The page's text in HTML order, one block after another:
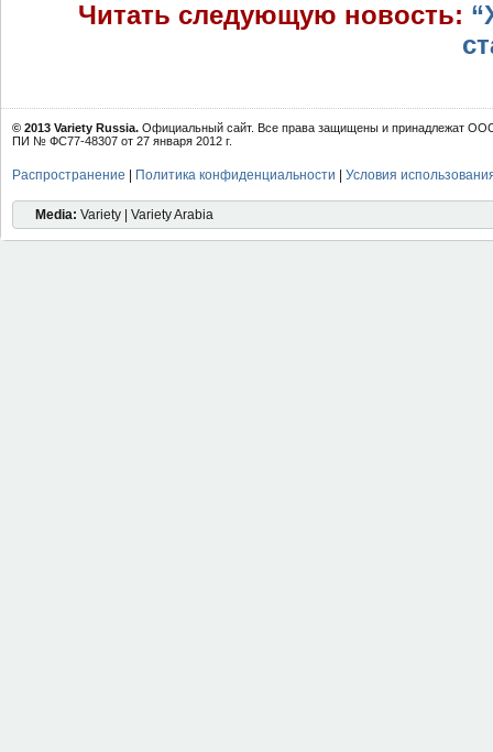
Читать следующую новость:
© 2013 Variety Russia. Официальный сайт. Все права защищены и принадлежат
ПИ № ФС77-48307 от 27 января 2012 г.
Распространение Политика конфиденциальности Условия
Media: Variety | Variety Arabia